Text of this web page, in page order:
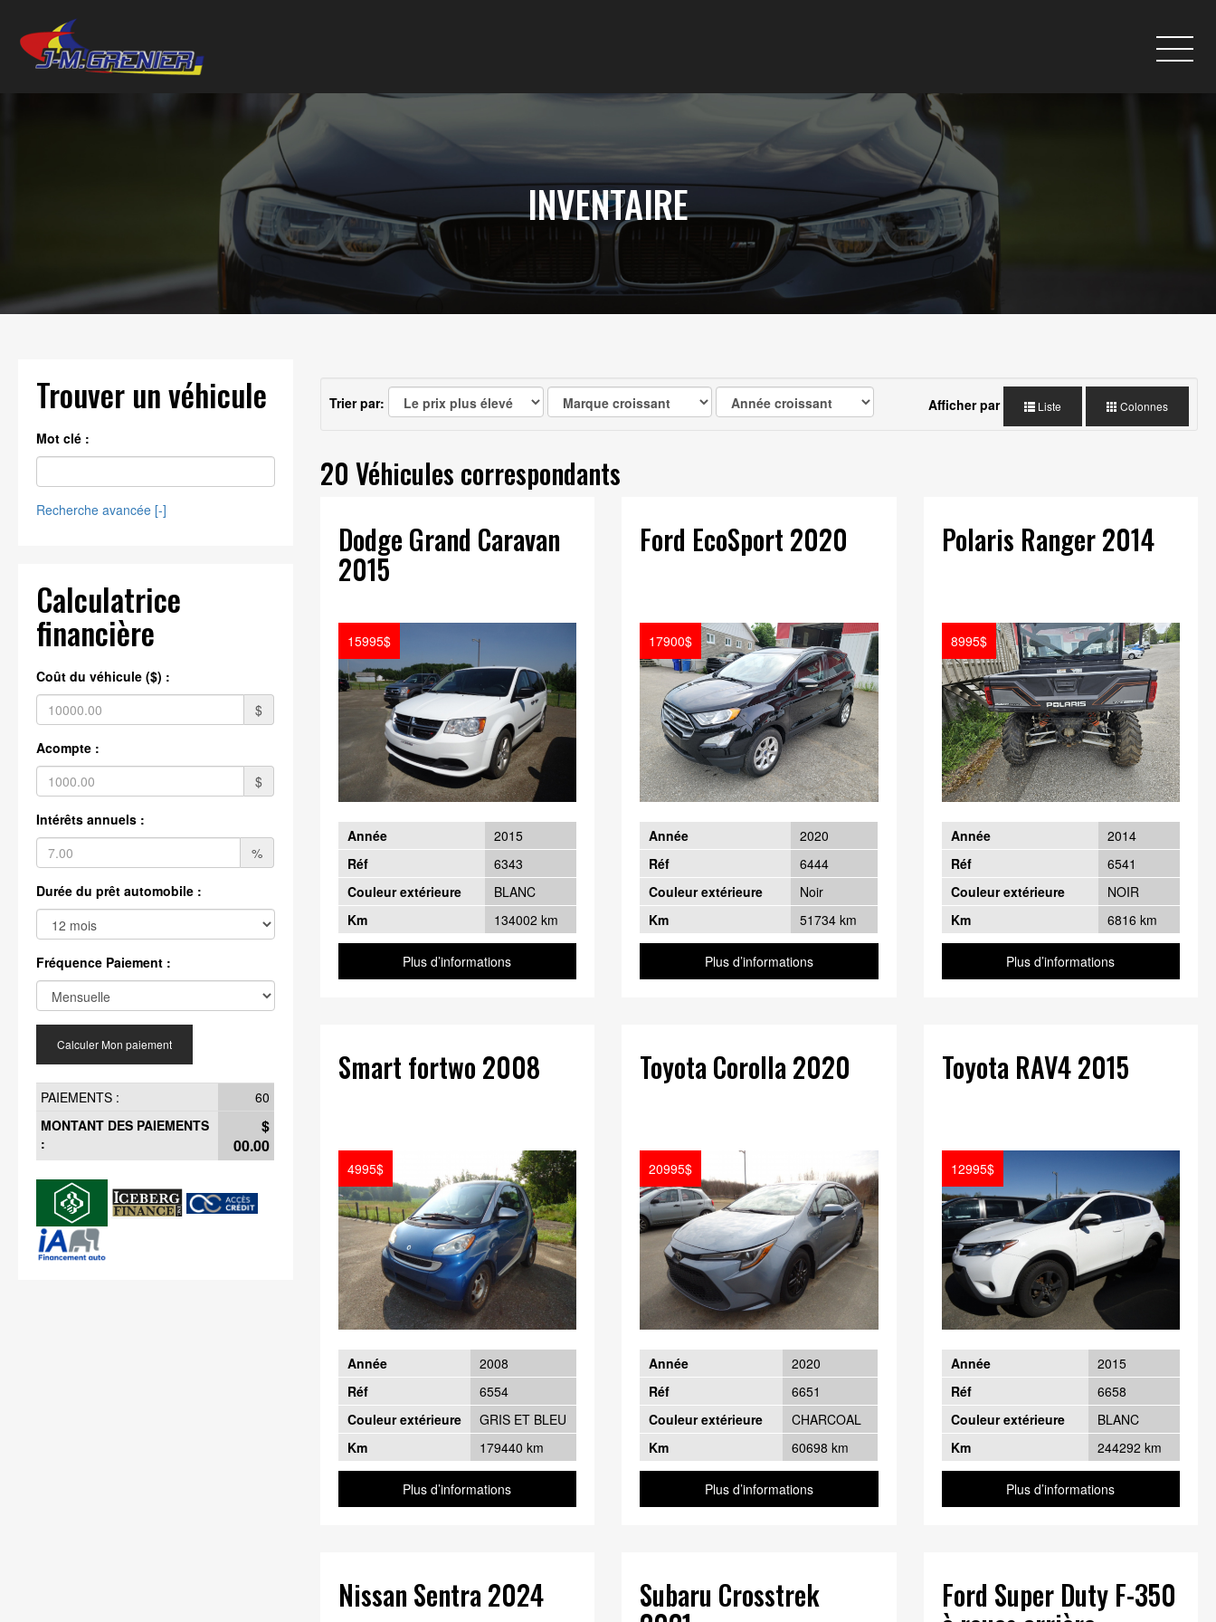
INVENTAIRE
Trouver un véhicule
Mot clé :
Recherche avancée [-]
Calculatrice
financière
Coût du véhicule ($) :
$
Acompte :
$
Intérêts annuels :
%
Durée du prêt automobile :
Fréquence Paiement :
Calculer Mon paiement
PAIEMENTS :
60
MONTANT DES PAIEMENTS
:
$
00.00
Trier par: Afficher par Liste Colonnes
20 Véhicules correspondants
Dodge Grand Caravan
2015
15995$
Année
2015
Réf
6343
Couleur extérieure
BLANC
Km
134002 km
Plus d’informations
Ford EcoSport 2020
17900$
Année
2020
Réf
6444
Couleur extérieure
Noir
Km
51734 km
Plus d’informations
Polaris Ranger 2014
8995$
Année
2014
Réf
6541
Couleur extérieure
NOIR
Km
6816 km
Plus d’informations
Smart fortwo 2008
4995$
Année
2008
Réf
6554
Couleur extérieure
GRIS ET BLEU
Km
179440 km
Plus d’informations
Toyota Corolla 2020
20995$
Année
2020
Réf
6651
Couleur extérieure
CHARCOAL
Km
60698 km
Plus d’informations
Toyota RAV4 2015
12995$
Année
2015
Réf
6658
Couleur extérieure
BLANC
Km
244292 km
Plus d’informations
Nissan Sentra 2024 Subaru Crosstrek Ford Super Duty F-350